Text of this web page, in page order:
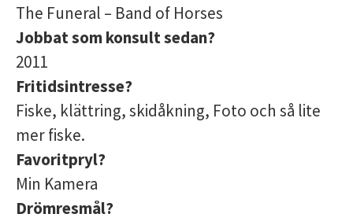
The Funeral – Band of Horses
Jobbat som konsult sedan?
2011
Fritidsintresse?
Fiske, klättring, skidåkning, Foto och så lite
mer fiske.
Favoritpryl?
Min Kamera
Drömresmål?